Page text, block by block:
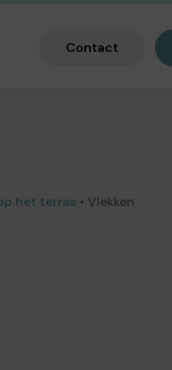
Contact
het terras • Vlekken